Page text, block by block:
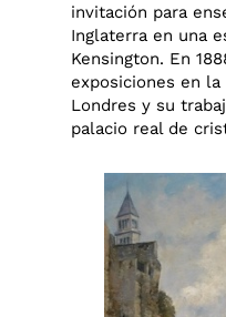
invitación para
Inglaterra en una
Kensington. En
exposiciones en la
Londres y su
palacio real de